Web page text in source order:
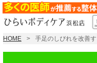
HOME 手足のしびれを改善